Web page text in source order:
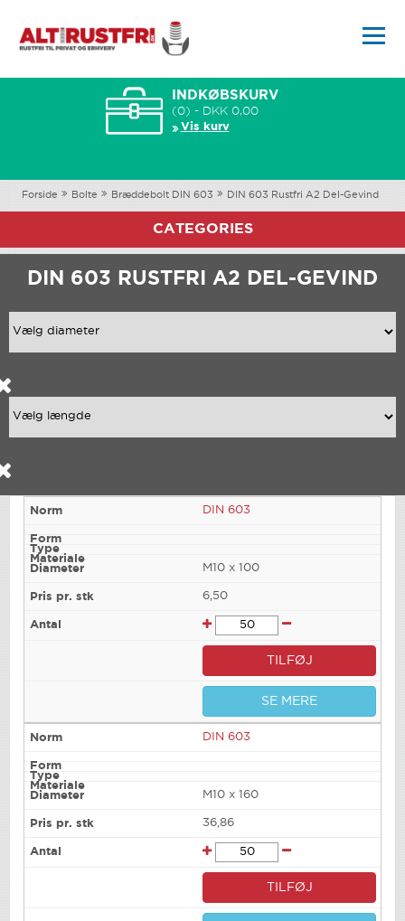
INDKØBSKURV
(0) - DKK 0,00
Vis kurv
Forside Bolte Bræddebolt DIN 603 DIN 603 Rustfri A2 Del-Gevind
CATEGORIES
DIN 603 RUSTFRI A2 DEL-GEVIND
DIN 603
M10 x 100
6,50
TILFØJ
SE MERE
DIN 603
M10 x 160
36,86
TILFØJ